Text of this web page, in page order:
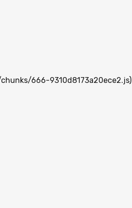
666-9310d8173a20ece2.js)